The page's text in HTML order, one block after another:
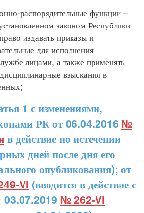
распорядительные функции –
законом Республики
издавать приказы и
для исполнения
лицами, а также применять
взыскания в
1 с изменениями,
РК от 06.04.2016 №
в действие по истечении
дней после дня его
опубликования); от
VI (вводится в действие с
03.07.2019 № 262-VI